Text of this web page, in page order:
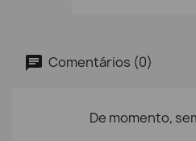
Comentários (0)
De momento,